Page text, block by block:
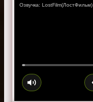
Озвучка: LostFilm(ЛостФильм)